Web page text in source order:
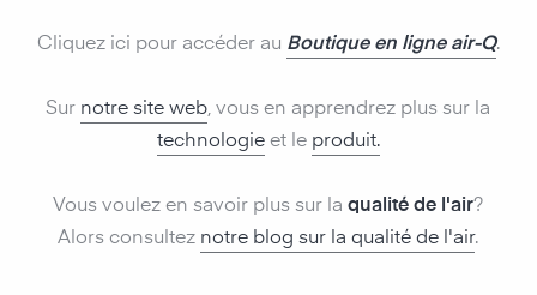
Cliquez ici pour accéder au Boutique en ligne air-Q.
Sur notre site web, vous en apprendrez plus sur la
technologieet le produit.
Vous voulez en savoir plus sur laqualité de l'air?
Alors consultez notre blog sur la qualité de l'air.